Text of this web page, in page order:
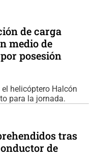
de carga
medio de
posesión
helicóptero Halcón
para la jornada.
tras
de